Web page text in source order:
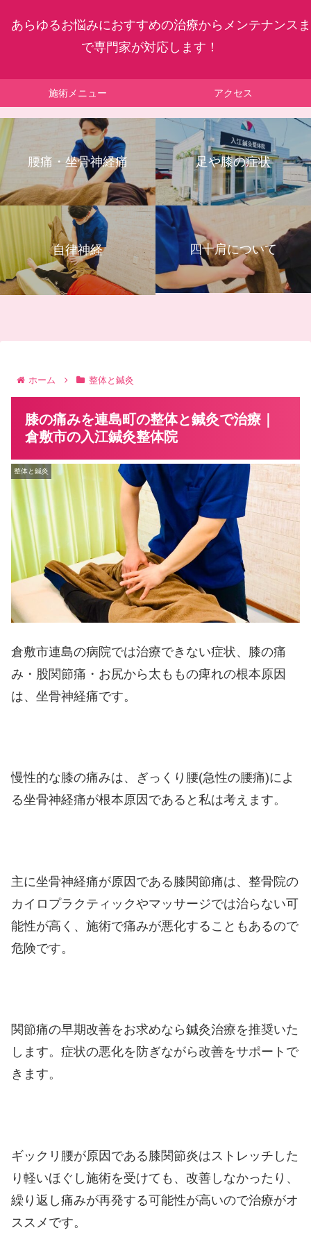
あらゆるお悩みにおすすめの治療からメンテナンスま
で専門家が対応します！
施術メニュー アクセス
腰痛・坐骨神経痛 足や膝の症状
自律神経 四十肩について
ホーム 整体と鍼灸
膝の痛みを連島町の整体と鍼灸で治療｜
倉敷市の入江鍼灸整体院
整体と鍼灸
倉敷市連島の病院では治療できない症状、膝の痛
み・股関節痛・お尻から太ももの痺れの根本原因
は、坐骨神経痛です。
慢性的な膝の痛みは、ぎっくり腰(急性の腰痛)によ
る坐骨神経痛が根本原因であると私は考えます。
主に坐骨神経痛が原因である膝関節痛は、整骨院の
カイロプラクティックやマッサージでは治らない可
能性が高く、施術で痛みが悪化することもあるので
危険です。
関節痛の早期改善をお求めなら鍼灸治療を推奨いた
します。症状の悪化を防ぎながら改善をサポートで
きます。
ギックリ腰が原因である膝関節炎はストレッチした
り軽いほぐし施術を受けても、改善しなかったり、
繰り返し痛みが再発する可能性が高いので治療がオ
ススメです。